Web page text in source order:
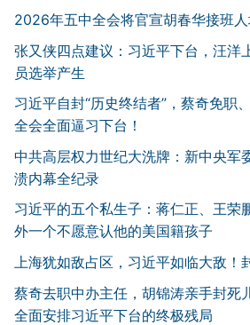
2026年五中全会将官宣胡春华接班
张又侠四点建议：习近平下台，汪洋
员选举产生
习近平自封“历史终结者”，蔡奇免职
全会全面逼习下台！
中共高层权力世纪大洗牌：新中央军
溃内幕全纪录
习近平的五个私生子：蒋仁正、王荣
外一个不愿意认他的美国籍孩子
上海犹如敌占区，习近平如临大敌！
蔡奇去职中办主任，胡锦涛亲手封死
全面安排习近平下台的终极残局